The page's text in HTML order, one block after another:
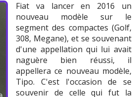
Fiat va lancer en 2016 un
nouveau modèle sur le
segment des compactes (Golf,
308, Megane), et se souvenant
d'une appellation qui lui avait
naguère bien réussi, il
appellera ce nouveau modèle,
Tipo. C'est l'occasion de se
souvenir de celle qui fut la